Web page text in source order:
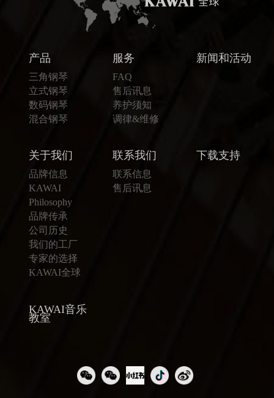
产品
三角钢琴
立式钢琴
数码钢琴
混合钢琴
服务
FAQ
售后讯息
养护须知
调律&维修
新闻和活动
关于我们
品牌信息
KAWAI
Philosophy
品牌传承
公司历史
我们的工厂
专家的选择
KAWAI全球
联系我们
联系信息
售后讯息
下载支持
KAWAI音乐
教室